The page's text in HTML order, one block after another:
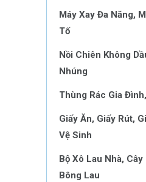
Máy Xay Đa Năng,
Tố
Nồi Chiên Không
Nhúng
Thùng Rác Gia
Giấy Ăn, Giấy Rút,
Vệ Sinh
Bộ Xô Lau Nhà, Cây
Bông Lau